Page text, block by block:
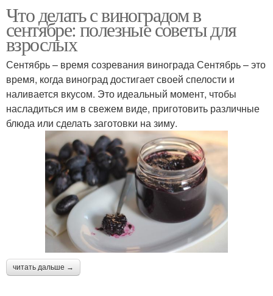
Что делать с виноградом в
сентябре: полезные советы для
взрослых
Сентябрь – время созревания винограда Сентябрь – это
время, когда виноград достигает своей спелости и
наливается вкусом. Это идеальный момент, чтобы
насладиться им в свежем виде, приготовить различные
блюда или сделать заготовки на зиму.
читать дальше →